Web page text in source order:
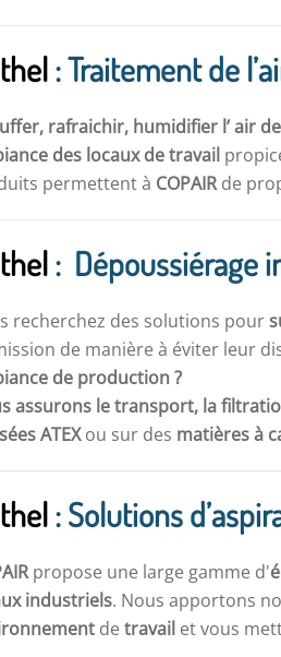
: Traitement de
rafraichir, humidifier l’ air
des locaux de travail
permettent à COPAIRde
: Dépoussiérage
recherchez des solutions pour
de manière à éviter leur
de production ?
assurons le transport, la
ATEXou sur des matières à
: Solutions
propose une large gamme d'
industriels. Nous apportons
detravail et vous